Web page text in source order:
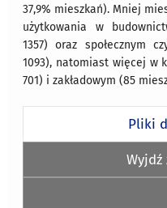
37,9% mieszkań). Mniej
użytkowania w
1357) oraz społecznym
1093), natomiast więcej w
701) i zakładowym (85
Pliki
Wyjdź